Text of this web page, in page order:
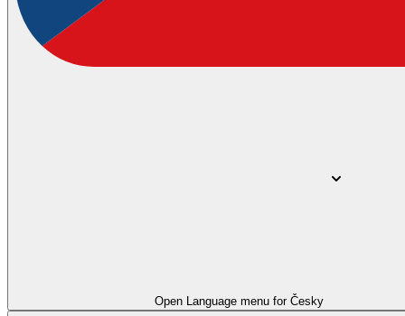
Open Language menu for Česky